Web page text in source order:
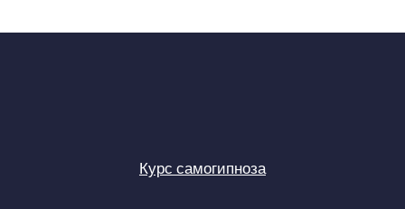
Курс самогипноза